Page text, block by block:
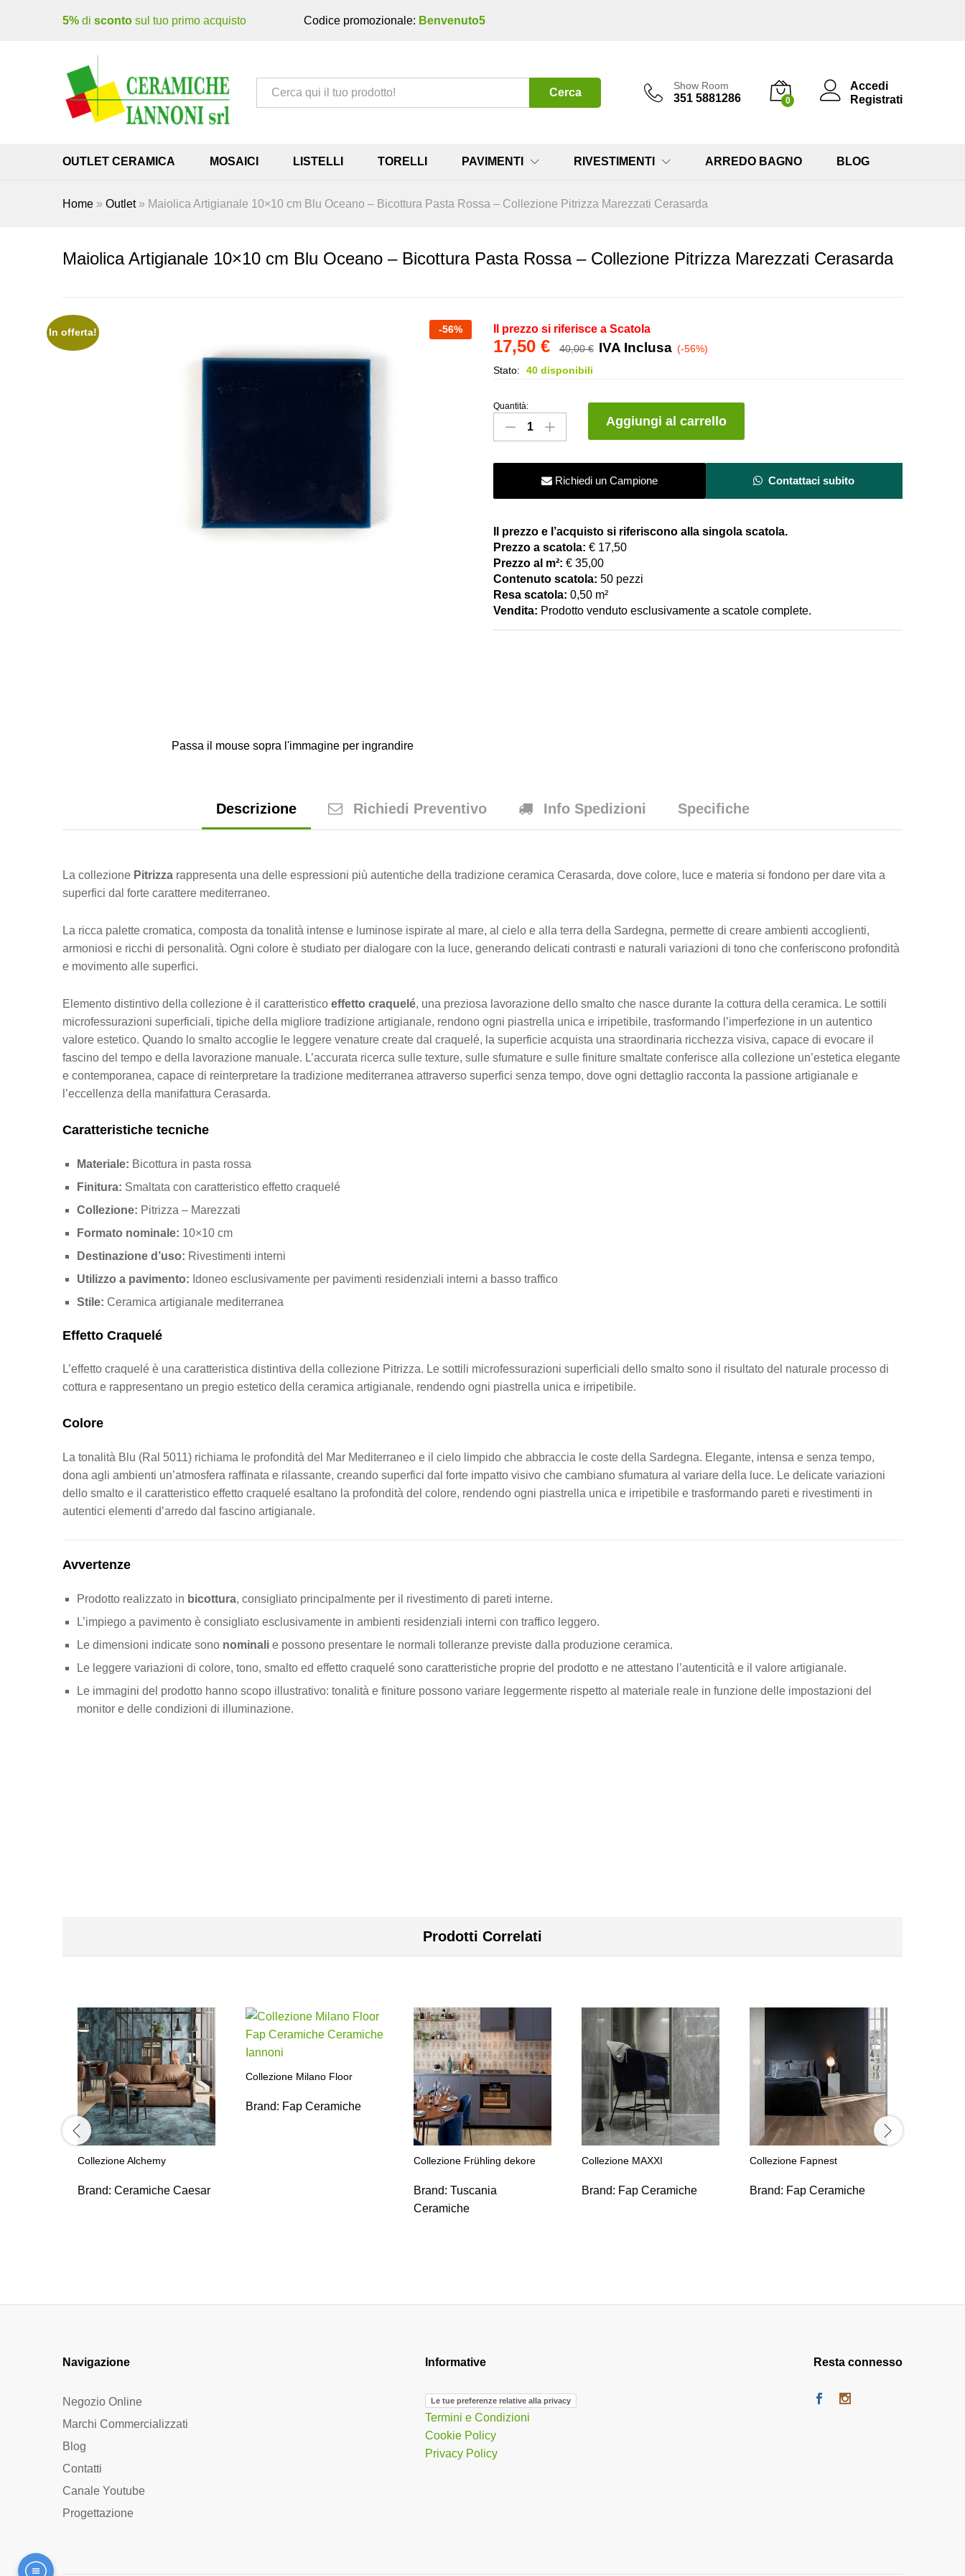
5% di sconto sul tuo primo acquisto Codice promozionale: Benvenuto5
Tutto Cerca
Show Room
351 5881286 0
Accedi
Registrati
OUTLET CERAMICA MOSAICI LISTELLI TORELLI PAVIMENTI RIVESTIMENTI ARREDO BAGNO BLOG
Home » Outlet» Maiolica Artigianale 10×10 cm Blu Oceano – Bicottura Pasta Rossa – Collezione Pitrizza Marezzati Cerasarda
Maiolica Artigianale 10×10 cm Blu Oceano – Bicottura Pasta Rossa – Collezione Pitrizza Marezzati Cerasarda
In offerta! -56%
Passa il mouse sopra l'immagine per ingrandire
Il prezzo si riferisce a Scatola
17,50 € 40,00€ IVA Inclusa (-56%)
Stato:
40 disponibili
Maiolica
Artigianale
cm
Oceano
Bicottura
Pasta
Rossa
–
Collezione
Quantità:
Aggiungi al carrello
e
n
t
:
Richiedi un Campione Contattaci subito
Il prezzo e l’acquisto si riferiscono alla singola scatola.
Prezzo a scatola: € 17,50
Prezzo al m²: € 35,00
Contenuto scatola: 50 pezzi
Resa scatola: 0,50 m²
Vendita: Prodotto venduto esclusivamente a scatole complete.
Descrizione Richiedi Preventivo Info Spedizioni Specifiche
La collezione Pitrizza rappresenta una delle espressioni più autentiche della tradizione ceramica Cerasarda, dove colore, luce e materia si fondono per dare vita a
superfici dal forte carattere mediterraneo.
La ricca palette cromatica, composta da tonalità intense e luminose ispirate al mare, al cielo e alla terra della Sardegna, permette di creare ambienti accoglienti,
armoniosi e ricchi di personalità. Ogni colore è studiato per dialogare con la luce, generando delicati contrasti e naturali variazioni di tono che conferiscono profondità
e movimento alle superfici.
Elemento distintivo della collezione è il caratteristico effetto craquelé, una preziosa lavorazione dello smalto che nasce durante la cottura della ceramica. Le sottili
microfessurazioni superficiali, tipiche della migliore tradizione artigianale, rendono ogni piastrella unica e irripetibile, trasformando l’imperfezione in un autentico
valore estetico. Quando lo smalto accoglie le leggere venature create dal craquelé, la superficie acquista una straordinaria ricchezza visiva, capace di evocare il
fascino del tempo e della lavorazione manuale. L’accurata ricerca sulle texture, sulle sfumature e sulle finiture smaltate conferisce alla collezione un’estetica elegante
e contemporanea, capace di reinterpretare la tradizione mediterranea attraverso superfici senza tempo, dove ogni dettaglio racconta la passione artigianale e
l’eccellenza della manifattura Cerasarda.
Caratteristiche tecniche
Materiale: Bicottura in pasta rossa
Finitura: Smaltata con caratteristico effetto craquelé
Collezione: Pitrizza – Marezzati
Formato nominale: 10×10 cm
Destinazione d’uso: Rivestimenti interni
Utilizzo a pavimento: Idoneo esclusivamente per pavimenti residenziali interni a basso traffico
Stile: Ceramica artigianale mediterranea
Effetto Craquelé
L’effetto craquelé è una caratteristica distintiva della collezione Pitrizza. Le sottili microfessurazioni superficiali dello smalto sono il risultato del naturale processo di
cottura e rappresentano un pregio estetico della ceramica artigianale, rendendo ogni piastrella unica e irripetibile.
Colore
La tonalità Blu (Ral 5011) richiama le profondità del Mar Mediterraneo e il cielo limpido che abbraccia le coste della Sardegna. Elegante, intensa e senza tempo,
dona agli ambienti un’atmosfera raffinata e rilassante, creando superfici dal forte impatto visivo che cambiano sfumatura al variare della luce. Le delicate variazioni
dello smalto e il caratteristico effetto craquelé esaltano la profondità del colore, rendendo ogni piastrella unica e irripetibile e trasformando pareti e rivestimenti in
autentici elementi d’arredo dal fascino artigianale.
Avvertenze
Prodotto realizzato in bicottura, consigliato principalmente per il rivestimento di pareti interne.
L’impiego a pavimento è consigliato esclusivamente in ambienti residenziali interni con traffico leggero.
Le dimensioni indicate sono nominali e possono presentare le normali tolleranze previste dalla produzione ceramica.
Le leggere variazioni di colore, tono, smalto ed effetto craquelé sono caratteristiche proprie del prodotto e ne attestano l’autenticità e il valore artigianale.
Le immagini del prodotto hanno scopo illustrativo: tonalità e finiture possono variare leggermente rispetto al materiale reale in funzione delle impostazioni del
monitor e delle condizioni di illuminazione.
Prodotti Correlati
Collezione Alchemy
Brand: Ceramiche Caesar
Collezione Milano Floor
Brand: Fap Ceramiche
Collezione Frühling dekore
Brand: Tuscania
Ceramiche
Collezione MAXXI
Brand: Fap Ceramiche
Collezione Fapnest
Brand: Fap Ceramiche
Navigazione
Negozio Online
Marchi Commercializzati
Blog
Contatti
Canale Youtube
Progettazione
Informative
Le tue preferenze relative alla privacy
Termini e Condizioni
Cookie Policy
Privacy Policy
Resta connesso